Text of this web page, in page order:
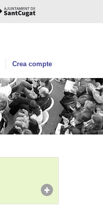
Crea compte